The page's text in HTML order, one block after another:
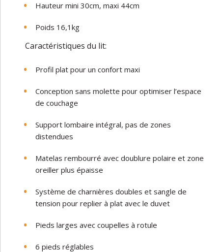
Hauteur mini 30cm, maxi 44cm
Poids 16,1kg
Caractéristiques du lit:
Profil plat pour un confort maxi
Conception sans molette pour optimiser l’espace
de couchage
Support lombaire intégral, pas de zones
distendues
Matelas rembourré avec doublure polaire et zone
oreiller plus épaisse
Système de charnières doubles et sangle de
tension pour replier à plat avec le duvet
Pieds larges avec coupelles à rotule
6 pieds réglables